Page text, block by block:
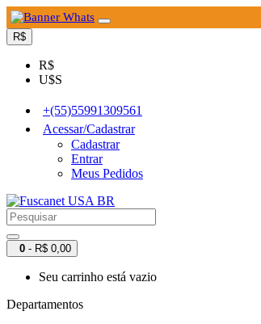
R$
R$
U$S
+(55)55991309561
Acessar/Cadastrar
Cadastrar
Entrar
Meus Pedidos
0 - R$ 0,00
Seu carrinho está vazio
Departamentos